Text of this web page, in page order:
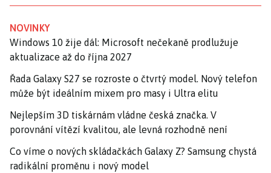
NOVINKY
Windows 10 žije dál: Microsoft nečekaně prodlužuje
aktualizace až do října 2027
Řada Galaxy S27 se rozroste o čtvrtý model. Nový telefon
může být ideálním mixem pro masy i Ultra elitu
Nejlepším 3D tiskárnám vládne česká značka. V
porovnání vítězí kvalitou, ale levná rozhodně není
Co víme o nových skládačkách Galaxy Z? Samsung chystá
radikální proměnu i nový model